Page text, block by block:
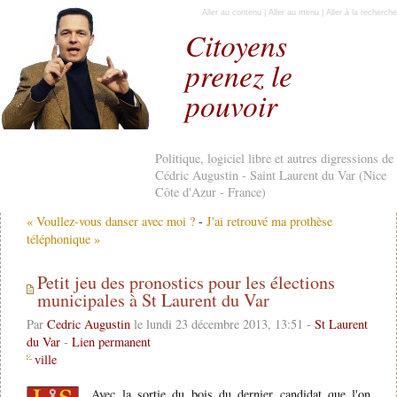
Citoyens
prenez le
pouvoir
Politique, logiciel libre et autres digressions de
Cédric Augustin - Saint Laurent du Var (Nice
Côte d'Azur - France)
Aller au contenu Aller au menu Aller à la recherche
« Voullez-vous danser avec moi ? - J'ai retrouvé ma prothèse
téléphonique »
Petit jeu des pronostics pour les élections
municipales à St Laurent du Var
Par Cedric Augustinle lundi 23 décembre 2013, 13:51 - St Laurent
du Var- Lien permanent
ville
Avec la sortie du bois du dernier candidat que l'on